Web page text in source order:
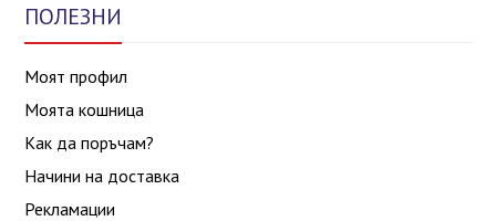
ПОЛЕЗНИ
Моят профил
Моята кошница
Как да поръчам?
Начини на доставка
Рекламации